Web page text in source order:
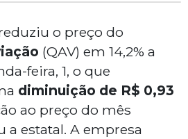
o preço do
(QAV) em 14,2% a
feira, 1, o que
diminuição de R$ 0,93
ao preço do mês
estatal. A empresa